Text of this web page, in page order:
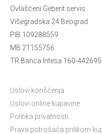
Ovlašćeni Geberit servis
Višegradska 24 Beograd
PIB 109288559
MB 21155756
TR Banca Intesa 160-
Uslovi korišćenja
Uslovi online kupavine
Politika privatnosti
Prava potrošača prilikom